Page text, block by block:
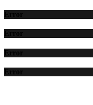
Error
Error
Error
Error